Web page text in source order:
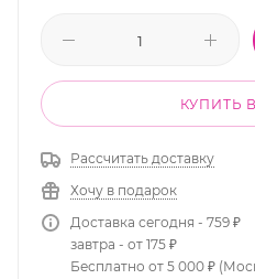
КУПИТЬ
Рассчитать доставку
Хочу в подарок
Доставка сегодня - 759 ₽
завтра - от 175 ₽
Бесплатно от 5 000 ₽